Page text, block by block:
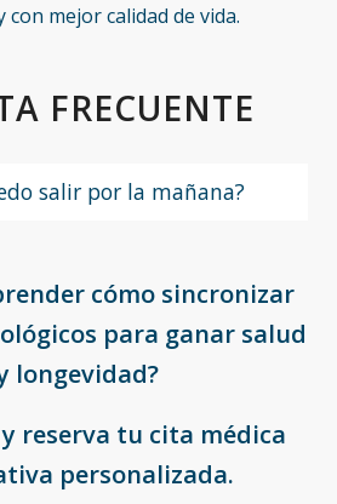
con mejor calidad de vida.
FRECUENTE
salir por la mañana?
cómo sincronizar
para ganar salud
longevidad?
reserva tu cita médica
personalizada.